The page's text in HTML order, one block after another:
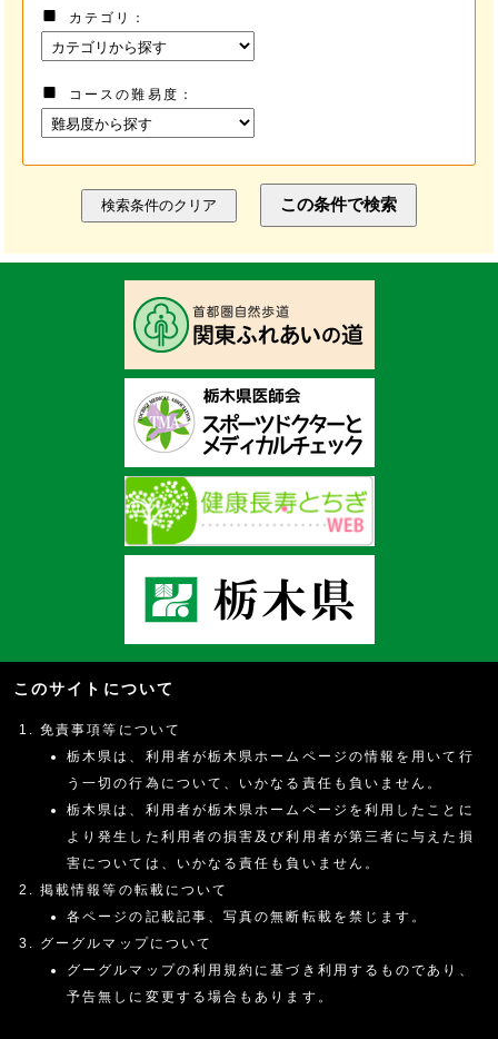
カテゴリ
コースの難易度
検索条件のクリア この条件で検索
このサイトについて
免責事項等について
栃木県は、利用者が栃木県ホームページの情報を用いて行
う一切の行為について、いかなる責任も負いません。
栃木県は、利用者が栃木県ホームページを利用したことに
より発生した利用者の損害及び利用者が第三者に与えた損
害については、いかなる責任も負いません。
掲載情報等の転載について
各ページの記載記事、写真の無断転載を禁じます。
グーグルマップについて
グーグルマップの利用規約に基づき利用するものであり、
予告無しに変更する場合もあります。